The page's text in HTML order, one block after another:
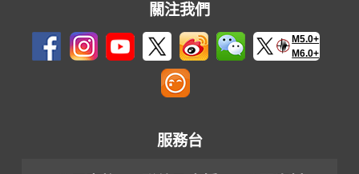
關注我們
M5.0+
M6.0+
服務台